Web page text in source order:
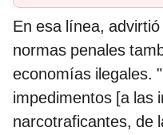
En esa línea,
normas penales
economías ilegales.
impedimentos [a las
narcotraficantes, de